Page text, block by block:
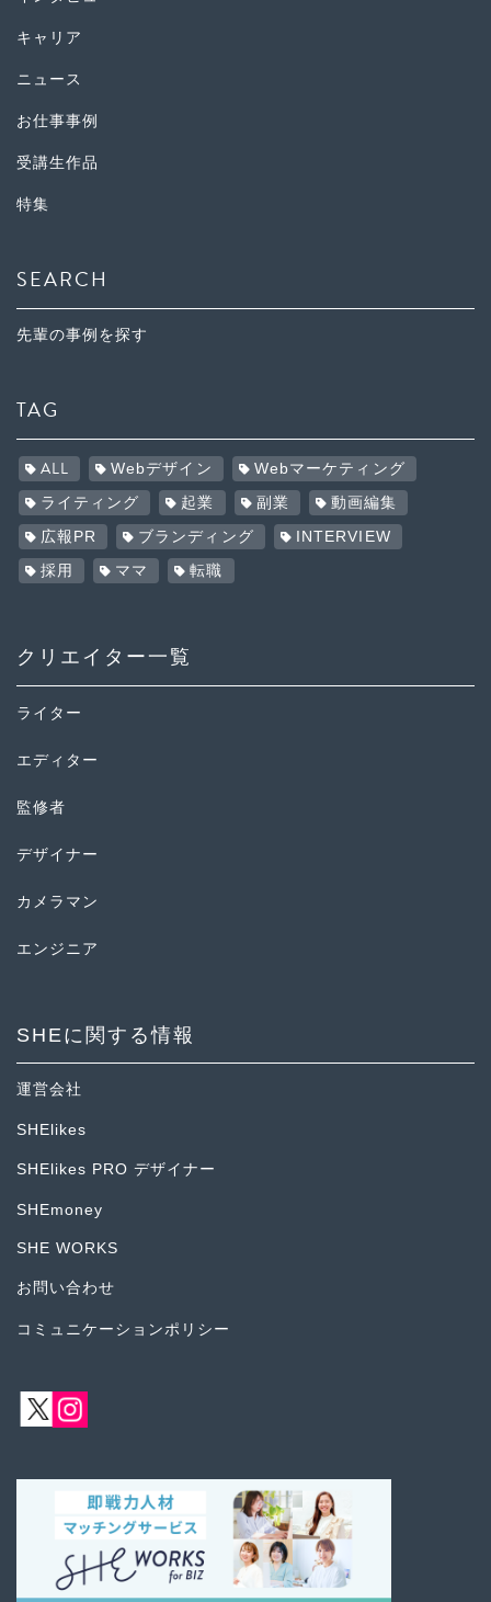
キャリア
ニュース
お仕事事例
受講生作品
特集
SEARCH
先輩の事例を探す
TAG
ALL Webデザイン Webマーケティング
ライティング 起業 副業 動画編集
広報PR ブランディング INTERVIEW
採用 ママ 転職
クリエイター一覧
ライター
エディター
監修者
デザイナー
カメラマン
エンジニア
SHEに関する情報
運営会社
SHElikes
SHElikes PRO デザイナー
SHEmoney
SHE WORKS
お問い合わせ
コミュニケーションポリシー